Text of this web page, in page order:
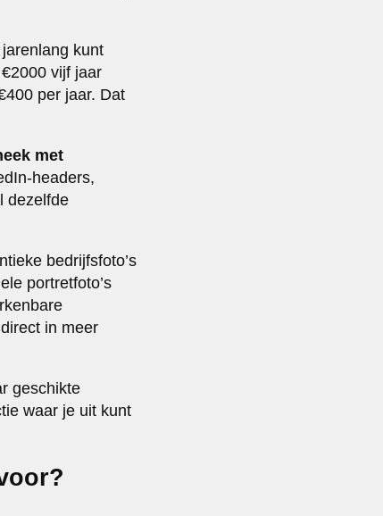
kunt
vijf jaar
per jaar. Dat
met
headers,
dezelfde
bedrijfsfoto’s
portretfoto’s
in meer
geschikte
waar je uit kunt